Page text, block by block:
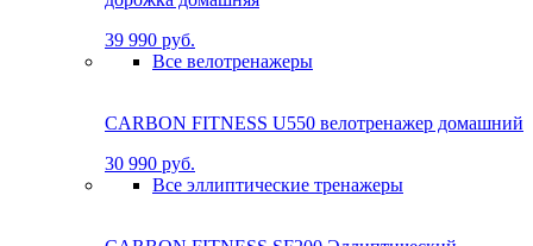
39 990 руб.
Все велотренажеры
CARBON FITNESS U550 велотренажер домашний
30 990 руб.
Все эллиптические тренажеры